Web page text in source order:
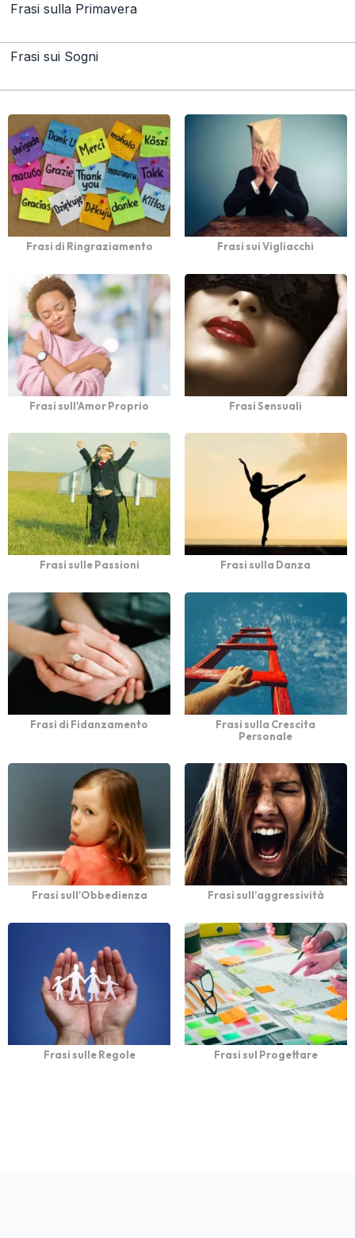
Frasi sulla Primavera
Frasi sui Sogni
Frasi di Ringraziamento Frasi sui Vigliacchi
Frasi sull'Amor Proprio Frasi Sensuali
Frasi sulle Passioni Frasi sulla Danza
Frasi di Fidanzamento
Frasi sulla Crescita
Personale
Frasi sull'Obbedienza Frasi sull’aggressività
Frasi sulle Regole Frasi sul Progettare